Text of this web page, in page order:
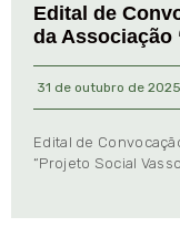
Edital de
da Associação
31 de outubro de 2025
Edital de
“Projeto Social